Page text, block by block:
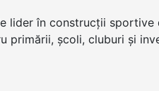
lider în construcții sportive
primării, școli, cluburi și